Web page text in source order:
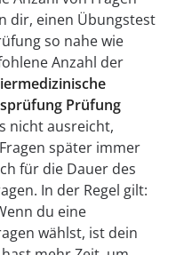
dir, einen Übungstest
so nahe wie
Anzahl der
Prüfung
nicht ausreicht,
später immer
für die Dauer des
In der Regel gilt:
du eine
wählst, ist dein